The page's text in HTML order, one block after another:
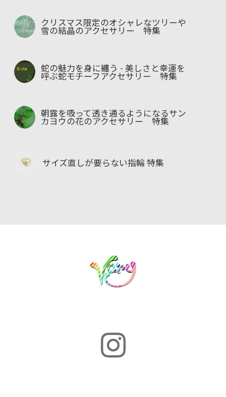
クリスマス限定のオシャレなツリーや
雪の結晶のアクセサリー 特集
蛇の魅力を身に纏う - 美しさと幸運を
呼ぶ蛇モチーフアクセサリー 特集
朝露を吸って透き通るようになるサン
カヨウの花のアクセサリー 特集
サイズ直しが要らない指輪 特集